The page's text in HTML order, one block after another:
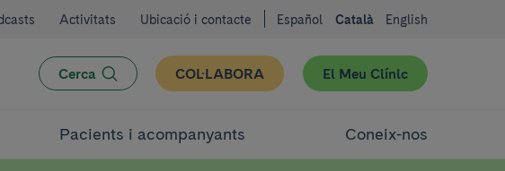
Activitats Ubicació i contacte Español Català English
Cerca COL·LABORA El Meu Clínic
Pacients i acompanyants Coneix-nos